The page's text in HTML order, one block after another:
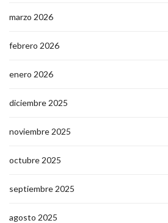
marzo 2026
febrero 2026
enero 2026
diciembre 2025
noviembre 2025
octubre 2025
septiembre 2025
agosto 2025